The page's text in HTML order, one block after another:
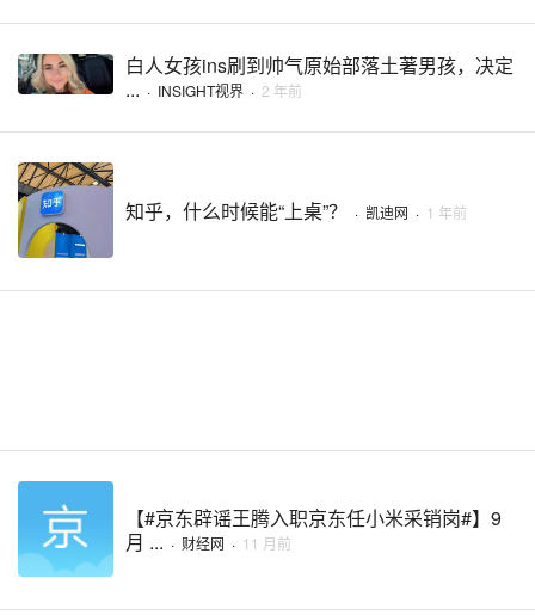
白人女孩ins刷到帅气原始部落土著男孩，决定
... · INSIGHT视界 · 2 年前
知乎，什么时候能“上桌”？ · 凯迪网 · 1 年前
【#京东辟谣王腾入职京东任小米采销岗#】9
月 ... · 财经网 · 11 月前